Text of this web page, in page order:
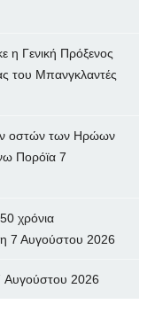
η Γενική Πρόξενος
του Μπανγκλαντές
oστών των Ηρώων
Πορόϊα 7
χρόνια
7 Αυγούστου 2026
Αυγούστου 2026